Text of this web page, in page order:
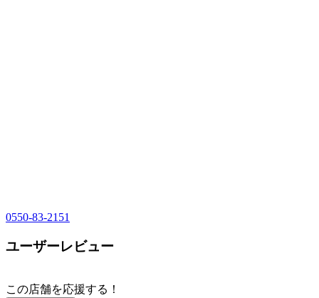
0550-83-2151
ユーザーレビュー
この店舗を応援する！